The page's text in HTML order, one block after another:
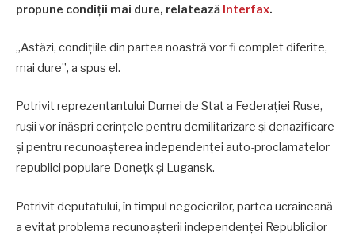
propune condiții mai dure, relatează Interfax.
„Astăzi, condițiile din partea noastră vor fi complet diferite,
mai dure”, a spus el.
Potrivit reprezentantului Dumei de Stat a Federației Ruse,
rușii vor înăspri cerințele pentru demilitarizare și denazificare
și pentru recunoașterea independenței auto-proclamatelor
republici populare Donețk și Lugansk.
Potrivit deputatului, în timpul negocierilor, partea ucraineană
a evitat problema recunoașterii independenței Republicilor